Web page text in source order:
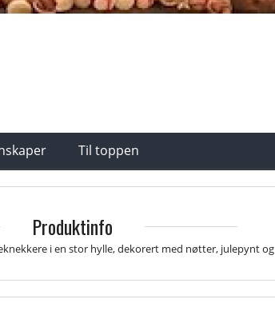
Til toppen
Produktinfo
i en stor hylle, dekorert med nøtter, julepynt og